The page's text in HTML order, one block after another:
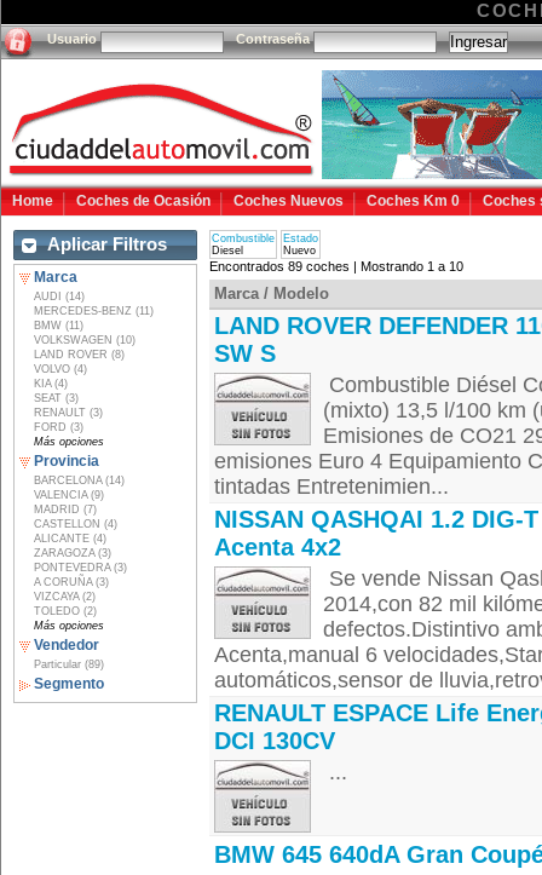
Usuario Contraseña
Home Coches de Ocasión Coches Nuevos Coches Km 0 Coches
Aplicar Filtros
Marca
AUDI (14)
MERCEDES-BENZ (11)
BMW (11)
VOLKSWAGEN (10)
LAND ROVER (8)
VOLVO (4)
KIA (4)
SEAT (3)
RENAULT (3)
FORD (3)
Más opciones
Provincia
BARCELONA (14)
VALENCIA (9)
MADRID (7)
CASTELLON (4)
ALICANTE (4)
ZARAGOZA (3)
PONTEVEDRA (3)
A CORUÑA (3)
VIZCAYA (2)
TOLEDO (2)
Más opciones
Vendedor
Particular (89)
Segmento
Combustible
Diesel
Estado
Nuevo
Encontrados 89 coches | Mostrando 1 a 10
Marca / Modelo
LAND ROVER DEFENDER
SW S
Combustible Diésel
(mixto) 13,5 l/100 km
Emisiones de CO21
emisiones Euro 4 Equipamiento
tintadas Entretenimien...
NISSAN QASHQAI 1.2 DIG-T
Acenta 4x2
Se vende Nissan
2014,con 82 mil
defectos.Distintivo
Acenta,manual 6
automáticos,sensor de
RENAULT ESPACE Life
DCI 130CV
...
BMW 645 640dA Gran